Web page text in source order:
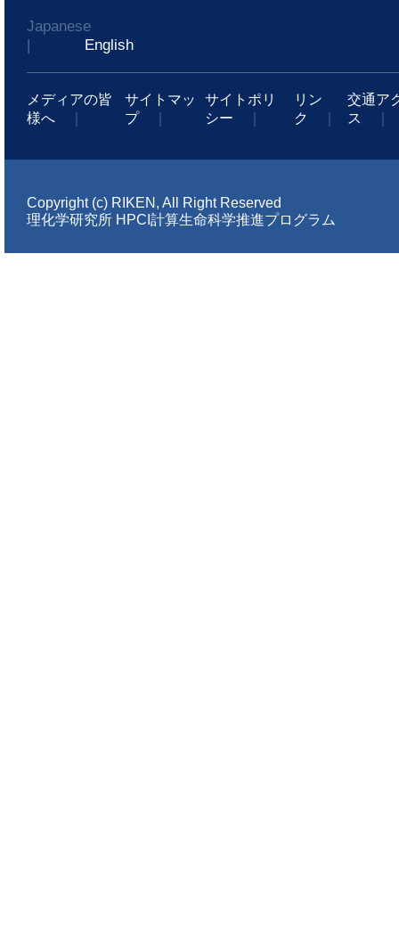
Japanese
|
English
メディアの皆
様へ
サイトマッ
プ｜
サイトポリ
シー
リン
ク
交通ア
ス
Copyright (c) RIKEN, All Right Reserved
理化学研究所 HPCI計算生命科学推進プログラム